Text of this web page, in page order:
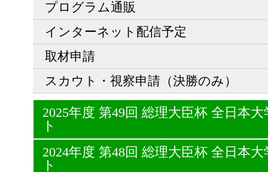
プログラム通販
インターネット配信予定
取材申請
スカウト・視察申請（決勝のみ）
2025年度 第49回 総理大臣杯 全日本
ト
2024年度 第48回 総理大臣杯 全日本
ト